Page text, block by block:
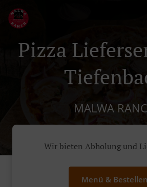
Pizza
MALWA
Wir bieten Abholung und
Menü & Bestellen